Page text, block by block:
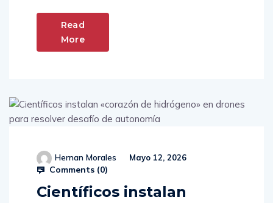
Read
More
Hernan Morales Mayo 12, 2026
Comments (0)
Científicos instalan